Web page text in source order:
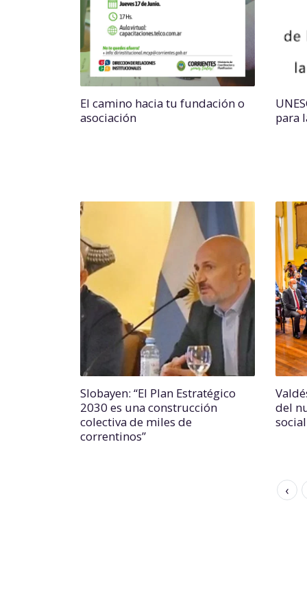
El camino hacia tu fundación o
asociación
para
Slobayen: “El Plan Estratégico
2030 es una construcción
colectiva de miles de
correntinos”
del
‹